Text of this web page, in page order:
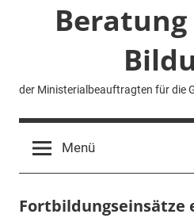
der Ministerialbeauftragten für die
Menü
Fortbildungseinsätze